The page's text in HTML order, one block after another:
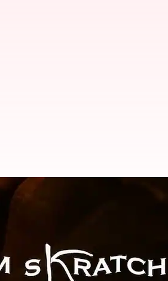
చేసిన నాగ్ అశ్విన్
ఎక్కువగా ఉన్నాయి. మహానటి